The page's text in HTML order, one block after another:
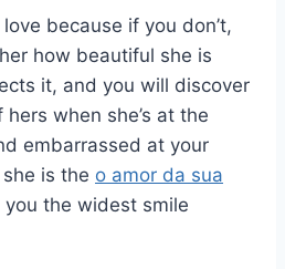
because if you don’t,
how beautiful she is
it, and you will discover
when she’s at the
embarrassed at your
is the o amor da sua
you the widest smile